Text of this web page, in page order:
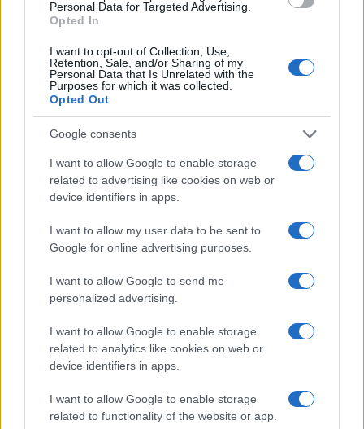
Personal Data for Targeted Advertising.
Opted In
I want to opt-out of Collection, Use,
Retention, Sale, and/or Sharing of my
Personal Data that Is Unrelated with the
Purposes for which it was collected.
Opted Out
Google consents
I want to allow Google to enable storage
related to advertising like cookies on web or
device identifiers in apps.
I want to allow my user data to be sent to
Google for online advertising purposes.
I want to allow Google to send me
personalized advertising.
I want to allow Google to enable storage
related to analytics like cookies on web or
device identifiers in apps.
I want to allow Google to enable storage
related to functionality of the website or app.
Mario Malu
Paolo Pinna
Martina Agostina Diturco
I nostri cari
I nostri cari
I nostri cari